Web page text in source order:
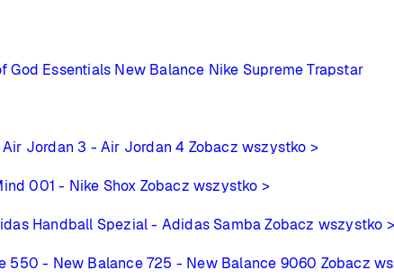
God Essentials New Balance Nike Supreme Trapstar
Jordan 3 - Air Jordan 4 Zobacz wszystko >
001 - Nike Shox Zobacz wszystko >
Handball Spezial - Adidas Samba Zobacz wszystko >
550 - New Balance 725 - New Balance 9060 Zobacz